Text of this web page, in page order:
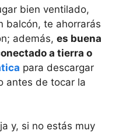
bien ventilado,
balcón, te ahorrarás
además, es buena
a tierra o
para descargar
antes de tocar la
y, si no estás muy